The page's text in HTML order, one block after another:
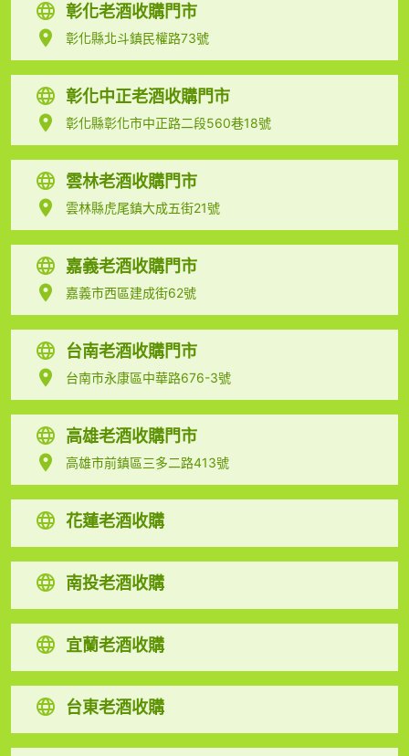
彰化老酒收購門市
彰化縣北斗鎮民權路73號
彰化中正老酒收購門市
彰化縣彰化市中正路二段560巷18號
雲林老酒收購門市
雲林縣虎尾鎮大成五街21號
嘉義老酒收購門市
嘉義市西區建成街62號
台南老酒收購門市
台南市永康區中華路676-3號
高雄老酒收購門市
高雄市前鎮區三多二路413號
花蓮老酒收購
南投老酒收購
宜蘭老酒收購
台東老酒收購